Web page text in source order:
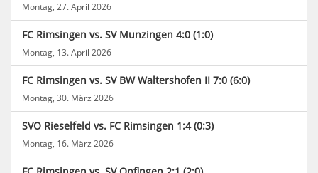
Montag, 27. April 2026
FC Rimsingen vs. SV Munzingen 4:0 (1:0)
Montag, 13. April 2026
FC Rimsingen vs. SV BW Waltershofen II 7:0 (6:0)
Montag, 30. März 2026
SVO Rieselfeld vs. FC Rimsingen 1:4 (0:3)
Montag, 16. März 2026